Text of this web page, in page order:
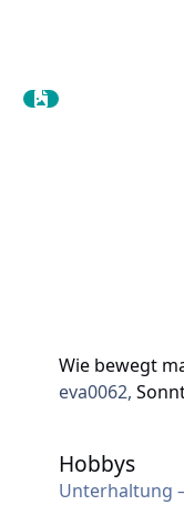
Wie bewegt
eva0062,
Hobbys
Unterhaltung